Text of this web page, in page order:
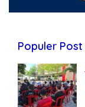
Populer Post